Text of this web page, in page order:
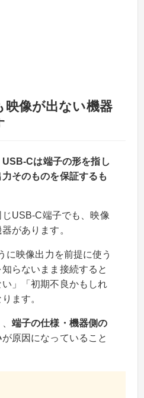
映像が出ない機器
USB-Cは端子の形を指し
そのものを保証するも
USB-C端子でも、映像
があります。
に映像出力を前提に使う
らないまま接続すると
い」「初期不良かもしれ
ます。
端子の仕様・機器側の
が原因になっていること